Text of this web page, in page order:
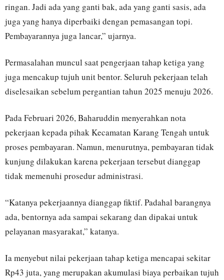
ringan. Jadi ada yang ganti bak, ada yang ganti sasis, ada
juga yang hanya diperbaiki dengan pemasangan topi.
Pembayarannya juga lancar,” ujarnya.
Permasalahan muncul saat pengerjaan tahap ketiga yang
juga mencakup tujuh unit bentor. Seluruh pekerjaan telah
diselesaikan sebelum pergantian tahun 2025 menuju 2026.
Pada Februari 2026, Baharuddin menyerahkan nota
pekerjaan kepada pihak Kecamatan Karang Tengah untuk
proses pembayaran. Namun, menurutnya, pembayaran tidak
kunjung dilakukan karena pekerjaan tersebut dianggap
tidak memenuhi prosedur administrasi.
“Katanya pekerjaannya dianggap fiktif. Padahal barangnya
ada, bentornya ada sampai sekarang dan dipakai untuk
pelayanan masyarakat,” katanya.
Ia menyebut nilai pekerjaan tahap ketiga mencapai sekitar
Rp43 juta, yang merupakan akumulasi biaya perbaikan tujuh